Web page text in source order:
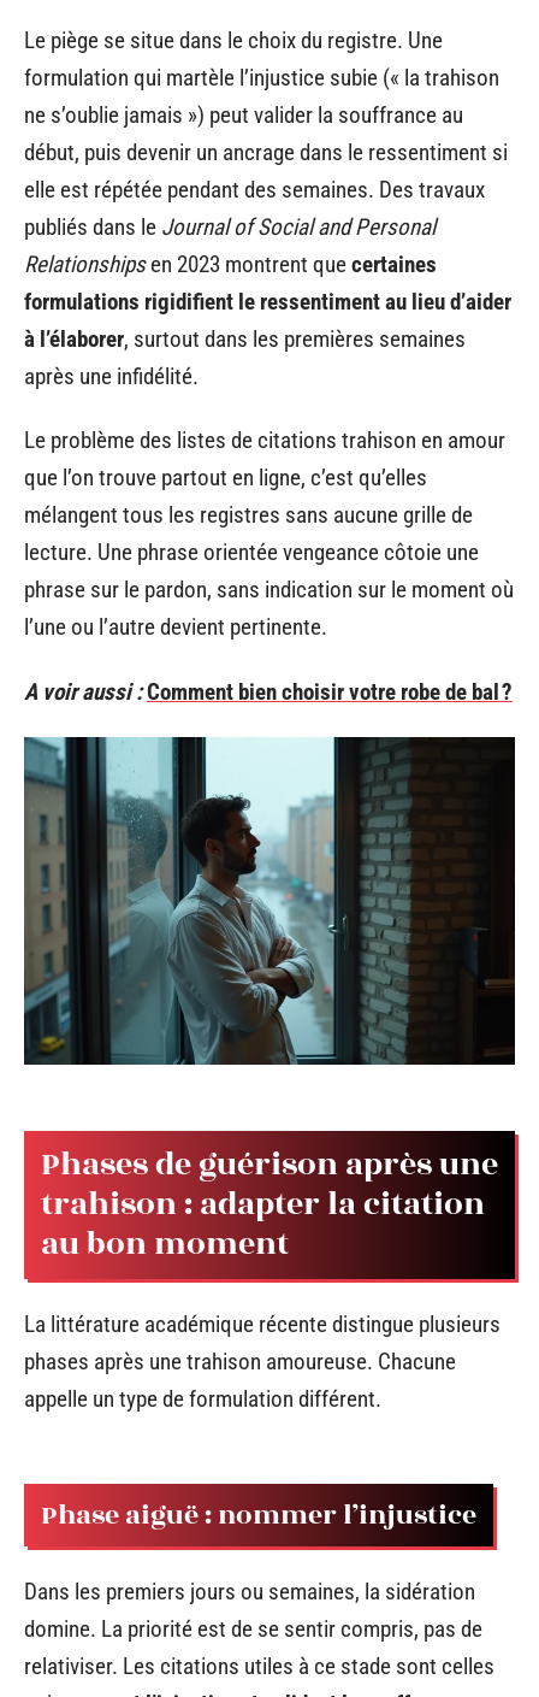
Le piège se situe dans le choix du registre. Une
formulation qui martèle l’injustice subie (« la trahison
ne s’oublie jamais ») peut valider la souffrance au
début, puis devenir un ancrage dans le ressentiment si
elle est répétée pendant des semaines. Des travaux
publiés dans le Journal of Social and Personal
Relationshipsen 2023 montrent quecertaines
formulations rigidifient le ressentiment au lieu d’aider
à l’élaborer, surtout dans les premières semaines
après une infidélité.
Le problème des listes de citations trahison en amour
que l’on trouve partout en ligne, c’est qu’elles
mélangent tous les registres sans aucune grille de
lecture. Une phrase orientée vengeance côtoie une
phrase sur le pardon, sans indication sur le moment où
l’une ou l’autre devient pertinente.
A voir aussi :Comment bien choisir votre robe de bal ?
Phases de guérison après une
trahison : adapter la citation
au bon moment
La littérature académique récente distingue plusieurs
phases après une trahison amoureuse. Chacune
appelle un type de formulation différent.
Phase aiguë : nommer l’injustice
Dans les premiers jours ou semaines, la sidération
domine. La priorité est de se sentir compris, pas de
relativiser. Les citations utiles à ce stade sont celles